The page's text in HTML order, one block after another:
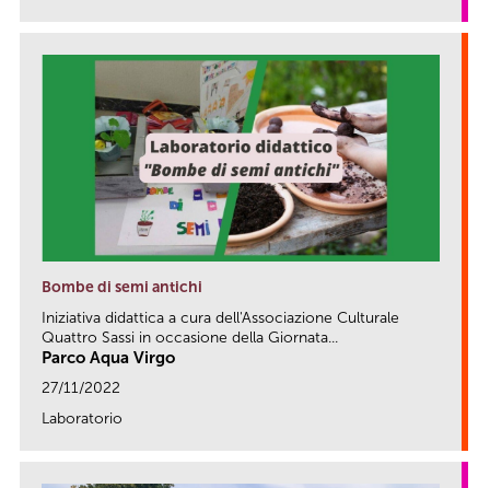
Bombe di semi antichi
Iniziativa didattica a cura dell'Associazione Culturale
Quattro Sassi in occasione della Giornata...
Parco Aqua Virgo
27/11/2022
Laboratorio